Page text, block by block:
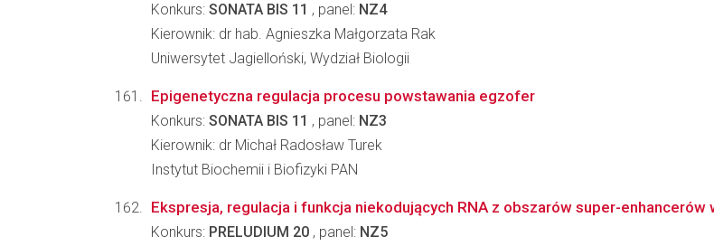
Konkurs: SONATA BIS 11 , panel: NZ4
Kierownik: dr hab. Agnieszka Małgorzata Rak
Uniwersytet Jagielloński, Wydział Biologii
Epigenetyczna regulacja procesu powstawania egzofer
Konkurs: SONATA BIS 11 , panel: NZ3
Kierownik: dr Michał Radosław Turek
Instytut Biochemii i Biofizyki PAN
Ekspresja, regulacja i funkcja niekodujących RNA z obszarów super-enhancerów
Konkurs: PRELUDIUM 20 , panel: NZ5